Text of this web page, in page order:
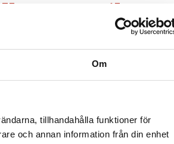
Om
tillhandahålla funktioner för
och annan information från din enhet
75 65
Findes i flere varianter